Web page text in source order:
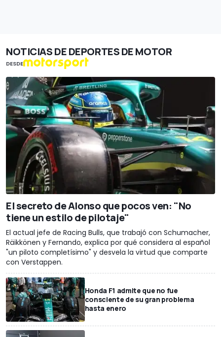
NOTICIAS DE DEPORTES DE MOTOR
DESDE
El secreto de Alonso que pocos ven: "No
tiene un estilo de pilotaje"
El actual jefe de Racing Bulls, que trabajó con Schumacher,
Räikkönen y Fernando, explica por qué considera al español
"un piloto completísimo" y desvela la virtud que comparte
con Verstappen.
Honda F1 admite que no fue
consciente de su gran problema
hasta enero